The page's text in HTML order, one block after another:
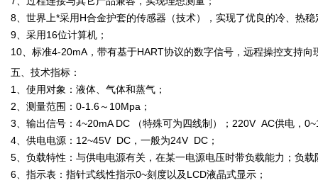
8、世界上*采用H合金护套的传感器（技术），实现了优良的冷、热稳
9、采用16位计算机；
10、标准4-20mA，带有基于HART协议的数字信号，远程操控支持
五、技术指标：
1、使用对象：液体、气体和蒸气；
2、测量范围：0-1.6～10Mpa；
3、输出信号：4~20mA DC （特殊可为四线制）；220V AC供电，
4、供电电源：12~45V DC，一般为24V DC；
5、负载特性：与供电电源有关，在某一电源电压时带负载能力；负
6、指示表：指针式线性指示0~刻度以及LCD液晶式显示；